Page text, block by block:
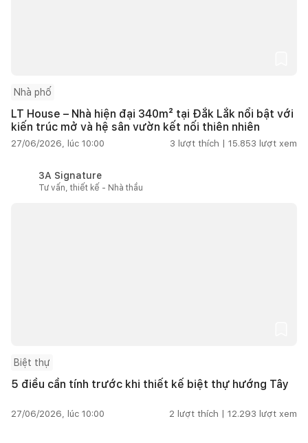
Nhà phố
LT House – Nhà hiện đại 340m² tại Đắk Lắk nổi bật với
kiến trúc mở và hệ sân vườn kết nối thiên nhiên
27/06/2026, lúc 10:00 3 lượt thích | 15.853 lượt xem
3A Signature
Tư vấn, thiết kế - Nhà thầu
Biệt thự
5 điều cần tính trước khi thiết kế biệt thự hướng Tây
27/06/2026, lúc 10:00 2 lượt thích | 12.293 lượt xem